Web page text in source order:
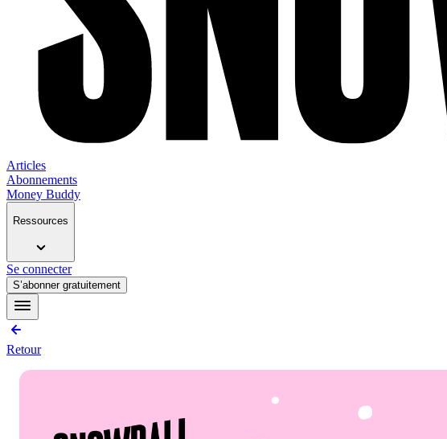
Articles
Abonnements
Money Buddy
Ressources
Se connecter
S’abonner gratuitement
Retour